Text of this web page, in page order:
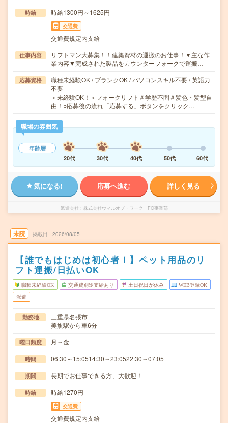
時給 時給1300円～1625円
交通費
交通費規定内支給
仕事内容
リフトマン大募集！！建築資材の運搬のお仕事！▼主な作
業内容▼完成された製品をカウンターフォークで運搬…
応募資格
職種未経験OK / ブランクOK / パソコンスキル不要 / 英語力
不要
＜未経験OK！＞フォークリフト＃学歴不問＃髪色・髪型自
由！○応募後の流れ「応募する」ボタンをクリック…
職場の雰囲気
年齢層
20代
30代 40代 50代 60代
気になる! 応募へ進む 詳しく見る
派遣会社 株式会社ウィルオブ・ワーク FO事業部
未読 掲載日 2026/08/05
【誰でもはじめは初心者！】ペット用品のリ
フト運搬/日払いOK
職種未経験OK 交通費別途支給あり 土日祝日が休み WEB登録OK
派遣
勤務地
三重県名張市
美旗駅から車6分
曜日頻度 月～金
時間 06:30～15:0514:30～23:0522:30～07:05
期間 長期でお仕事できる方、大歓迎！
時給 時給1270円
交通費
交通費規定内支給